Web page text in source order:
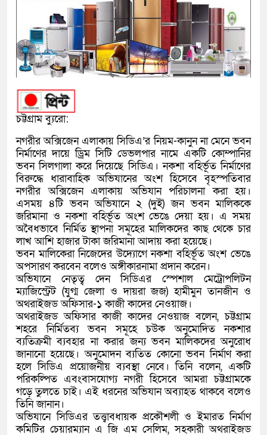
চট্টগ্রাম ব্যুরো:
নগরীর অক্সিজেন এলাকায় সিডিএ’র নিয়ম-কানুন না মেনে ভবন
নির্মাণের দায়ে ড্রিম সিটি ডেভলপার নামে একটি কোম্পানির
ভবন সিলগালা করে দিয়েছে সিডিএ। নকশা বহির্ভূত নির্মাণের
বিরুদ্ধে ধারাবাহিক অভিযানের অংশ হিসেবে বৃহস্পতিবার
নগরীর অক্সিজেন এলাকায় অভিযান পরিচালনা করা হয়।
এসময় ৪টি ভবন অভিযানে ২ (দুই) জন ভবন মালিককে
জরিমানা ও নকশা বহির্ভূত অংশ ভেঙে দেয়া হয়। এ সময়
অবৈধভাবে নির্মিত স্থাপনা সমূহের মালিকদের কাছ থেকে চার
লাখ আশি হাজার টাকা জরিমানা আদায় করা হয়েছে।
ভবন মালিকেরা নিজেদের উদ্যোগে নকশা বহির্ভূত অংশ ভেঙে
অপসারণ করবেন বলেও অঙ্গীকারনামা প্রদান করেন।
অভিযানে নেতৃত্ব দেন সিডিএর স্পেশাল মেট্রোপলিটন
ম্যাজিস্ট্রেট (যুগ্ম জেলা ও দায়রা জজ) হামীমুন তানজীন ও
অথরাইজড অফিসার-১ কাজী কাদের নেওয়াজ।
অথরাইজড অফিসার কাজী কাদের নেওয়াজ বলেন, চট্টগ্রাম
শহরে নির্মিতব্য ভবন সমূহে চউক অনুমোদিত নকশার
ব্যতিক্রমী ব্যবহার না করার জন্য ভবন মালিকদের অনুরোধ
জানানো হয়েছে। অনুমোদন ব্যতিত কোনো ভবন নির্মাণ করা
হলে সিডিএ প্রয়োজনীয় ব্যবস্থা নেবে। তিনি বলেন, একটি
পরিকল্পিত এবংবাসযোগ্য নগরী হিসেবে আমরা চট্টগ্রামকে
গড়ে তুলতে চাই। এই ধরনের অভিযান অব্যাহত থাকবে বলেও
তিনি জানান।
অভিযানে সিডিএর তত্ত্বাবধায়ক প্রকৌশলী ও ইমারত নির্মাণ
কমিটির চেয়ারম্যান এ জি এম সেলিম, সহকারী অথরাইজড